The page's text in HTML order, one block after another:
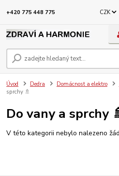
CZK
+420 775 448 775
Úvod Dedra Domácnost a elektro
sprchy 🚿
Do vany a sprchy
V této kategorii nebylo nalezeno